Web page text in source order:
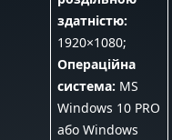
здатністю:
1920×1080;
Операційна
система: MS
Windows 10 PRO
або Windows